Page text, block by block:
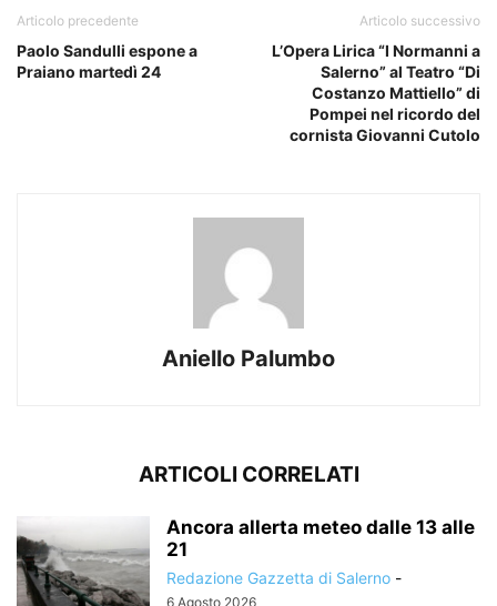
Articolo precedente
Paolo Sandulli espone a
Praiano martedì 24
Articolo successivo
L’Opera Lirica “I Normanni a
Salerno” al Teatro “Di
Costanzo Mattiello” di
Pompei nel ricordo del
cornista Giovanni Cutolo
Aniello Palumbo
ARTICOLI CORRELATI
Ancora allerta meteo dalle 13 alle
21
Redazione Gazzetta di Salerno -
6 Agosto 2026